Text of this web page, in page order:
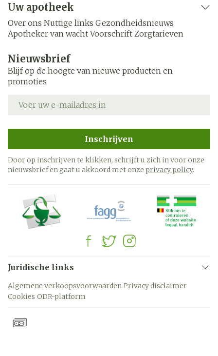
Uw apotheek
Over ons Nuttige links Gezondheidsnieuws
Apotheker van wacht Voorschrift Zorgtarieven
Nieuwsbrief
Blijf op de hoogte van nieuwe producten en
promoties
Inschrijven
Door op inschrijven te klikken, schrijft u zich in voor onze
nieuwsbrief en gaat u akkoord met onze privacy policy.
Juridische links
Algemene verkoopsvoorwaarden Privacy disclaimer
Cookies ODR-platform